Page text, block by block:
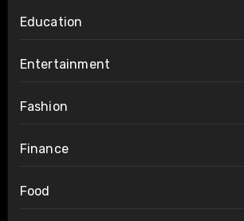
Education
Entertainment
Fashion
Finance
Food